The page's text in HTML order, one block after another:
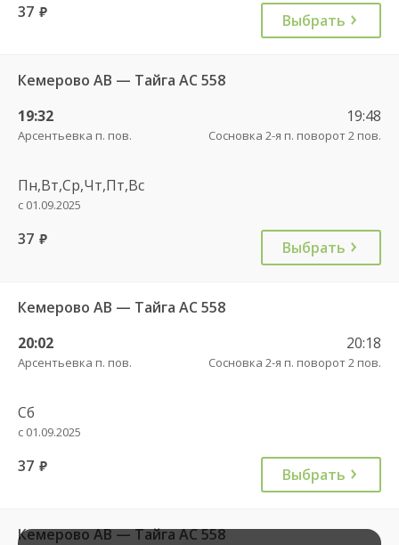
37 руб. Выбрать
Кемерово АВ — Тайга АС 558
19:32
Арсентьевка п. пов.
19:48
Сосновка 2-я п. поворот 2 пов.
Пн,Вт,Ср,Чт,Пт,Вс
с 01.09.2025
37 руб. Выбрать
Кемерово АВ — Тайга АС 558
20:02
Арсентьевка п. пов.
20:18
Сосновка 2-я п. поворот 2 пов.
Сб
с 01.09.2025
37 руб. Выбрать
Кемерово АВ — Тайга АС 558